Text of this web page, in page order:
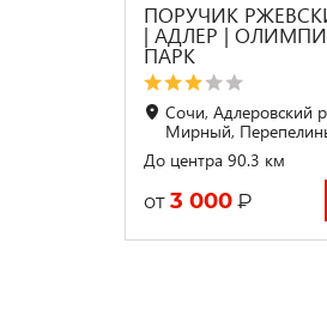
ПОРУЧИК
| АДЛЕР |
ПАРК
Сочи, Адлеровский
Мирный,
До центра 90.3 км
от 3 000 ₽